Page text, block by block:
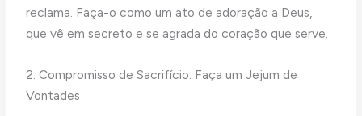
reclama. Faça-o como um ato de adoração a Deus,
que vê em secreto e se agrada do coração que serve.
2. Compromisso de Sacrifício: Faça um Jejum de
Vontades